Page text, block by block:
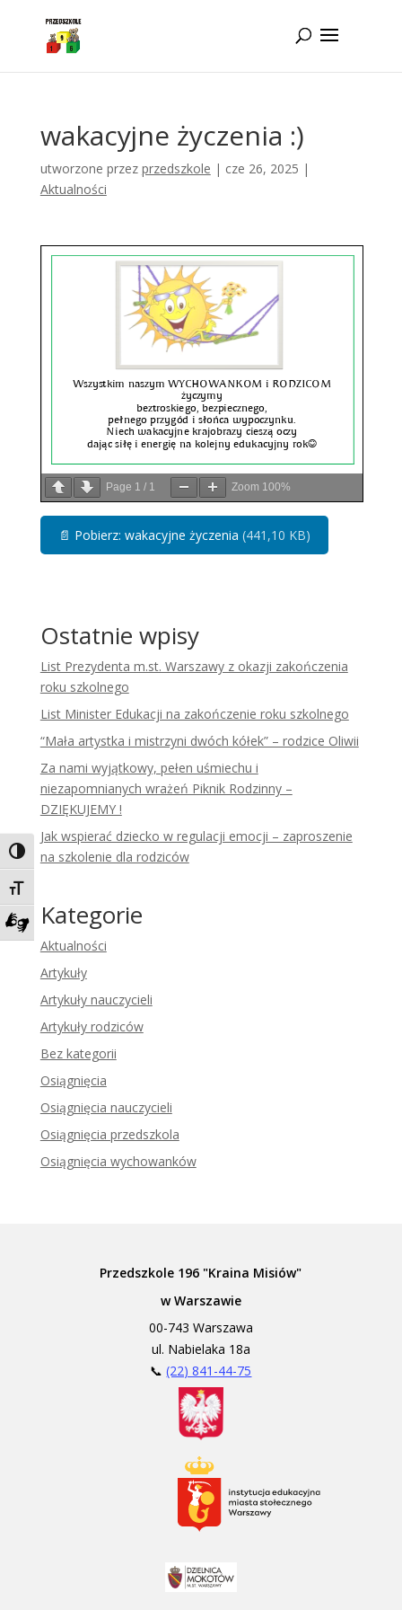
Toggle High Contrast
Toggle Font size
Zadzwoń do tłumacza języka migowego
wakacyjne życzenia :)
utworzone przez przedszkole | cze 26, 2025 |
Aktualności
Page 1 / 1 Zoom 100%
📄 Pobierz: wakacyjne życzenia (441,10 KB)
Ostatnie wpisy
List Prezydenta m.st. Warszawy z okazji zakończenia
roku szkolnego
List Minister Edukacji na zakończenie roku szkolnego
“Mała artystka i mistrzyni dwóch kółek” – rodzice Oliwii
Za nami wyjątkowy, pełen uśmiechu i
niezapomnianych wrażeń Piknik Rodzinny –
DZIĘKUJEMY !
Jak wspierać dziecko w regulacji emocji – zaproszenie
na szkolenie dla rodziców
Kategorie
Aktualności
Artykuły
Artykuły nauczycieli
Artykuły rodziców
Bez kategorii
Osiągnięcia
Osiągnięcia nauczycieli
Osiągnięcia przedszkola
Osiągnięcia wychowanków
Przedszkole 196 "Kraina Misiów"
w Warszawie
00-743 Warszawa
ul. Nabielaka 18a
📞(22) 841-44-75